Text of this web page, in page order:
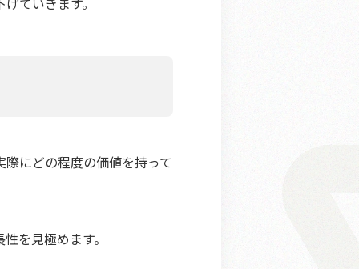
にどの程度の価値を持って
を見極めます。